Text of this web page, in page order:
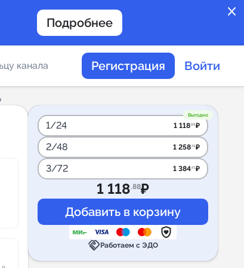
close
Подробнее
каналов в
канала Регистрация Войти
Выгодно
1/24 1 118.88₽
2/48 1 258.74₽
3/72 1 384.61₽
1 118.88₽
handshakeРаботаем с ЭДО